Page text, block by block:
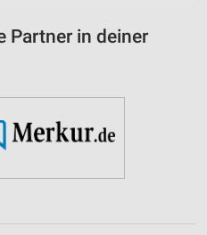
Partner in deiner